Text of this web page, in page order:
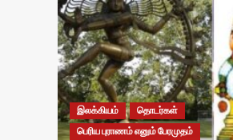
இலக்கியம்
தொடர்கள்
பெரிய புராணம் எனும் பேரமுதம்